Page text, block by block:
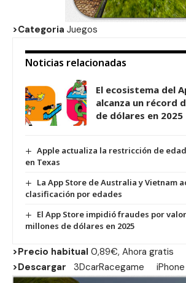
>Categoria Juegos
Noticias relacionadas
El ecosistema del
alcanza un récord
de dólares en 2025
Apple actualiza la restricción de
en Texas
La App Store de Australia y Vietnam
clasificación por edades
El App Store impidió fraudes por
millones de dólares en 2025
>Precio habitual 0,89€, Ahora gratis
>Descargar
3DcarRacegame iPhone